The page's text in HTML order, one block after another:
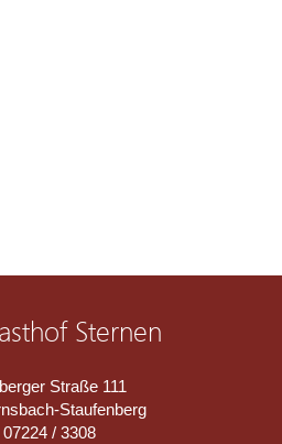
Sternen
Straße 111
Staufenberg
07224 / 3308